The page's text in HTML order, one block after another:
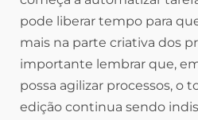
pode liberar tempo para
mais na parte criativa dos
importante lembrar que,
possa agilizar processos, o
edição continua sendo